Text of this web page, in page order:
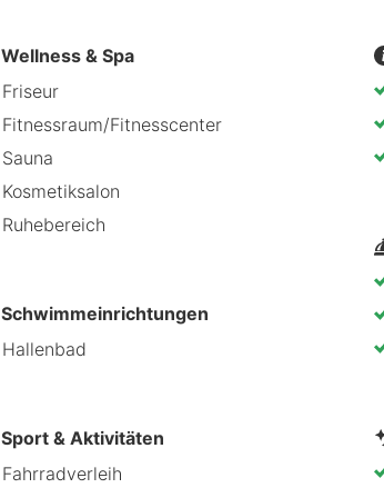
Wellness & Spa
Friseur
Fitnessraum/Fitnesscenter
Sauna
Kosmetiksalon
Ruhebereich
Schwimmeinrichtungen
Hallenbad
Sport & Aktivitäten
Fahrradverleih